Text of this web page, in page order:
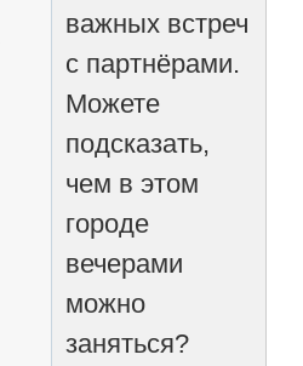
важных встреч
с партнёрами.
Можете
подсказать,
чем в этом
городе
вечерами
можно
заняться?